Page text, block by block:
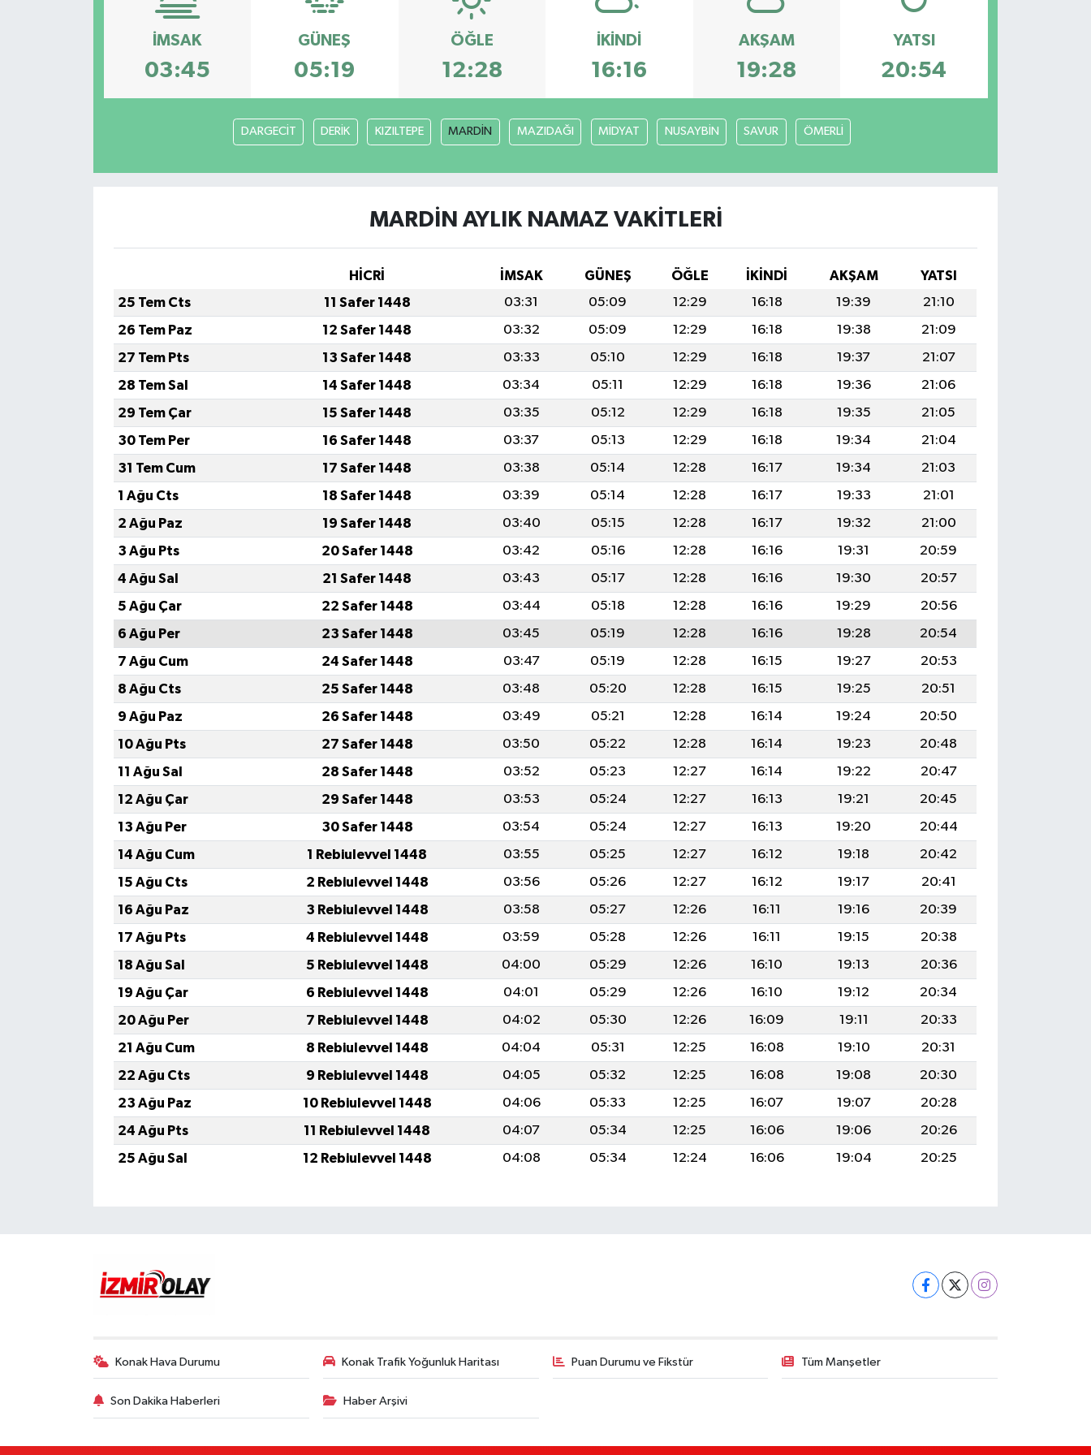
İMSAK
03:45
GÜNEŞ
05:19
ÖĞLE
12:28
İKINDI
16:16
AKŞAM
19:28
YATSI
20:54
DARGECİT DERİK KIZILTEPE MARDİN MAZIDAĞI MİDYAT NUSAYBİN SAVUR ÖMERLİ
MARDİN AYLIK NAMAZ VAKITLERI
HİCRİ İMSAK GÜNEŞ ÖĞLE İKINDI AKŞAM
YATSI
25 Tem Cts
11 Safer 1448 03:31 05:09 12:29 16:18 19:39
21:10
26 Tem Paz
12 Safer 1448 03:32 05:09 12:29 16:18 19:38
21:09
27 Tem Pts
13 Safer 1448 03:33 05:10 12:29 16:18 19:37
21:07
28 Tem Sal
14 Safer 1448 03:34 05:11 12:29 16:18 19:36
21:06
29 Tem Çar
15 Safer 1448 03:35 05:12 12:29 16:18 19:35
21:05
30 Tem Per
16 Safer 1448 03:37 05:13 12:29 16:18 19:34
21:04
31 Tem Cum
17 Safer 1448 03:38 05:14 12:28 16:17 19:34
21:03
1 Ağu Cts
18 Safer 1448 03:39 05:14 12:28 16:17 19:33
21:01
2 Ağu Paz
19 Safer 1448 03:40 05:15 12:28 16:17 19:32
21:00
3 Ağu Pts
20 Safer 1448 03:42 05:16 12:28 16:16 19:31
20:59
4 Ağu Sal
21 Safer 1448 03:43 05:17 12:28 16:16 19:30
20:57
5 Ağu Çar
22 Safer 1448 03:44 05:18 12:28 16:16 19:29
20:56
6 Ağu Per
23 Safer 1448 03:45 05:19 12:28 16:16 19:28
20:54
7 Ağu Cum
24 Safer 1448 03:47 05:19 12:28 16:15 19:27
20:53
8 Ağu Cts
25 Safer 1448 03:48 05:20 12:28 16:15 19:25
20:51
9 Ağu Paz
26 Safer 1448 03:49 05:21 12:28 16:14 19:24
20:50
10 Ağu Pts
27 Safer 1448 03:50 05:22 12:28 16:14 19:23
20:48
11 Ağu Sal
28 Safer 1448 03:52 05:23 12:27 16:14 19:22
20:47
12 Ağu Çar
29 Safer 1448 03:53 05:24 12:27 16:13 19:21
20:45
13 Ağu Per
30 Safer 1448 03:54 05:24 12:27 16:13 19:20
20:44
14 Ağu Cum
1 Rebiulevvel 1448 03:55 05:25 12:27 16:12 19:18
20:42
15 Ağu Cts
2 Rebiulevvel 1448 03:56 05:26 12:27 16:12 19:17
20:41
16 Ağu Paz
3 Rebiulevvel 1448 03:58 05:27 12:26 16:11 19:16
20:39
17 Ağu Pts
4 Rebiulevvel 1448 03:59 05:28 12:26 16:11 19:15
20:38
18 Ağu Sal
5 Rebiulevvel 1448 04:00 05:29 12:26 16:10 19:13
20:36
19 Ağu Çar
6 Rebiulevvel 1448 04:01 05:29 12:26 16:10 19:12
20:34
20 Ağu Per
7 Rebiulevvel 1448 04:02 05:30 12:26 16:09 19:11
20:33
21 Ağu Cum
8 Rebiulevvel 1448 04:04 05:31 12:25 16:08 19:10
20:31
22 Ağu Cts
9 Rebiulevvel 1448 04:05 05:32 12:25 16:08 19:08
20:30
23 Ağu Paz
10 Rebiulevvel 1448 04:06 05:33 12:25 16:07 19:07
20:28
24 Ağu Pts
11 Rebiulevvel 1448 04:07 05:34 12:25 16:06 19:06
20:26
25 Ağu Sal
12 Rebiulevvel 1448 04:08 05:34 12:24 16:06 19:04 20:25
Konak Hava Durumu Konak Trafik Yoğunluk Haritası Puan Durumu ve Fikstür Tüm Manşetler
Son Dakika Haberleri Haber Arşivi